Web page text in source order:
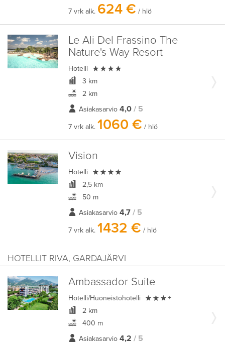
7 vrk alk. 624 € / hlö
Le Ali Del Frassino The
Nature's Way Resort
Hotelli 
3 km
2 km
Asiakasarvio 4,0 / 5
7 vrk alk. 1060 € / hlö
Vision
Hotelli 
2,5 km
50 m
Asiakasarvio 4,7 / 5
7 vrk alk. 1432 € / hlö
HOTELLIT RIVA, GARDAJÄRVI
Ambassador Suite
Hotelli/Huoneistohotelli  +
2 km
400 m
Asiakasarvio 4,2 / 5